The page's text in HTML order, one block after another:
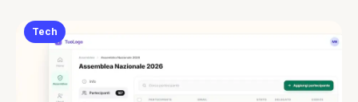
Tech